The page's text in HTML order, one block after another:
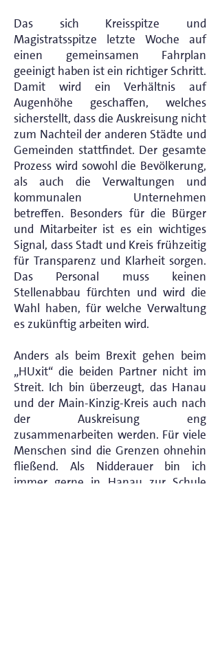
Das sich Kreisspitze und
Magistratsspitze letzte Woche auf
einen gemeinsamen Fahrplan
geeinigt haben ist ein richtiger Schritt.
Damit wird ein Verhältnis auf
Augenhöhe geschaffen, welches
sicherstellt, dass die Auskreisung nicht
zum Nachteil der anderen Städte und
Gemeinden stattfindet. Der gesamte
Prozess wird sowohl die Bevölkerung,
als auch die Verwaltungen und
kommunalen Unternehmen
betreffen. Besonders für die Bürger
und Mitarbeiter ist es ein wichtiges
Signal, dass Stadt und Kreis frühzeitig
für Transparenz und Klarheit sorgen.
Das Personal muss keinen
Stellenabbau fürchten und wird die
Wahl haben, für welche Verwaltung
es zukünftig arbeiten wird.
Anders als beim Brexit gehen beim
„HUxit“ die beiden Partner nicht im
Streit. Ich bin überzeugt, das Hanau
und der Main-Kinzig-Kreis auch nach
der Auskreisung eng
zusammenarbeiten werden. Für viele
Menschen sind die Grenzen ohnehin
fließend. Als Nidderauer bin ich
immer gerne in Hanau zur Schule